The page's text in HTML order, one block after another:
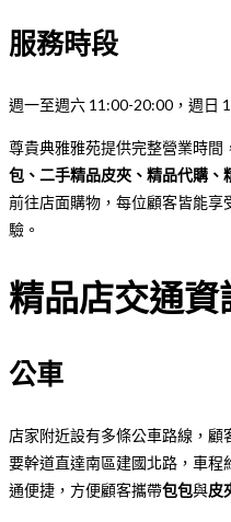
服務時段
週一至週六 11:00-20:00，週日
尊貴典雅雅苑提供完整營業時間
包、二手精品皮夾、精品代購、
前往店面購物，每位顧客皆能享
驗。
精品店交通資
公車
店家附近設有多條公車路線，
要幹道直達南區建國北路，車
通便捷，方便顧客攜帶包包與皮